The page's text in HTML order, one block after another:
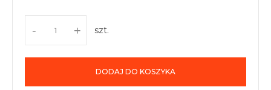
- + szt.
DODAJ DO KOSZYKA